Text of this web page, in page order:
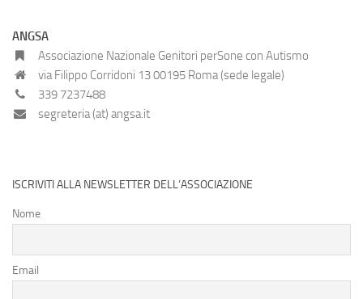
ANGSA
Associazione Nazionale Genitori perSone con Autismo
via Filippo Corridoni 13 00195 Roma (sede legale)
339 7237488
segreteria (at) angsa.it
ISCRIVITI ALLA NEWSLETTER DELL’ASSOCIAZIONE
Nome
Email